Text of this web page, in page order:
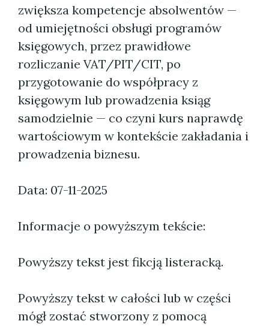
zwiększa kompetencje absolwentów —
od umiejętności obsługi programów
księgowych, przez prawidłowe
rozliczanie VAT/PIT/CIT, po
przygotowanie do współpracy z
księgowym lub prowadzenia ksiąg
samodzielnie — co czyni kurs naprawdę
wartościowym w kontekście zakładania i
prowadzenia biznesu.
Data: 07-11-2025
Informacje o powyższym tekście:
Powyższy tekst jest fikcją listeracką.
Powyższy tekst w całości lub w części
mógł zostać stworzony z pomocą